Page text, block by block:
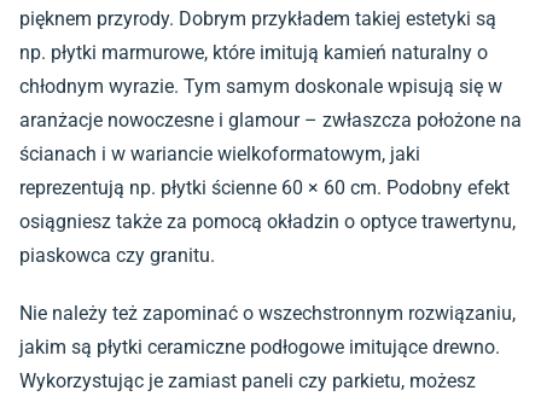
pięknem przyrody. Dobrym przykładem takiej estetyki są
np. płytki marmurowe, które imitują kamień naturalny o
chłodnym wyrazie. Tym samym doskonale wpisują się w
aranżacje nowoczesne i glamour – zwłaszcza położone na
ścianach i w wariancie wielkoformatowym, jaki
reprezentują np. płytki ścienne 60 × 60 cm. Podobny efekt
osiągniesz także za pomocą okładzin o optyce trawertynu,
piaskowca czy granitu.
Nie należy też zapominać o wszechstronnym rozwiązaniu,
jakim są płytki ceramiczne podłogowe imitujące drewno.
Wykorzystując je zamiast paneli czy parkietu, możesz